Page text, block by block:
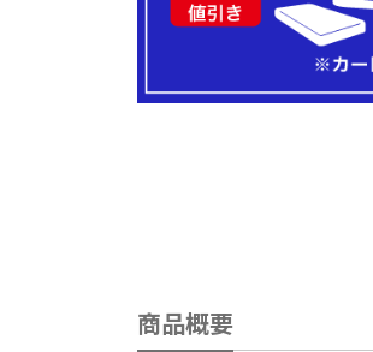
商品概要